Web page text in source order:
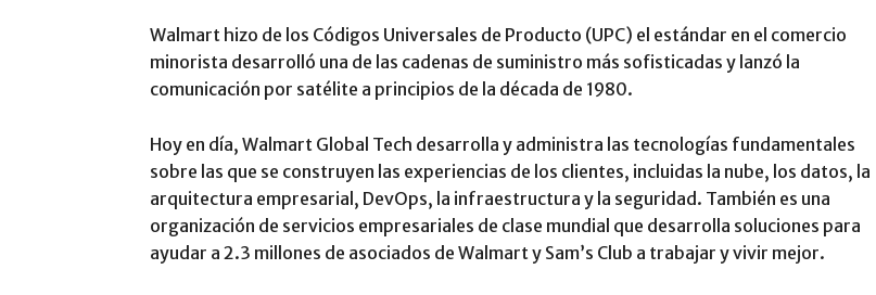
Walmart hizo de los Códigos Universales de Producto (UPC) el estándar en el comercio
minorista desarrolló una de las cadenas de suministro más sofisticadas y lanzó la
comunicación por satélite a principios de la década de 1980.
Hoy en día, Walmart Global Tech desarrolla y administra las tecnologías fundamentales
sobre las que se construyen las experiencias de los clientes, incluidas la nube, los datos, la
arquitectura empresarial, DevOps, la infraestructura y la seguridad. También es una
organización de servicios empresariales de clase mundial que desarrolla soluciones para
ayudar a 2.3 millones de asociados de Walmart y Sam’s Club a trabajar y vivir mejor.